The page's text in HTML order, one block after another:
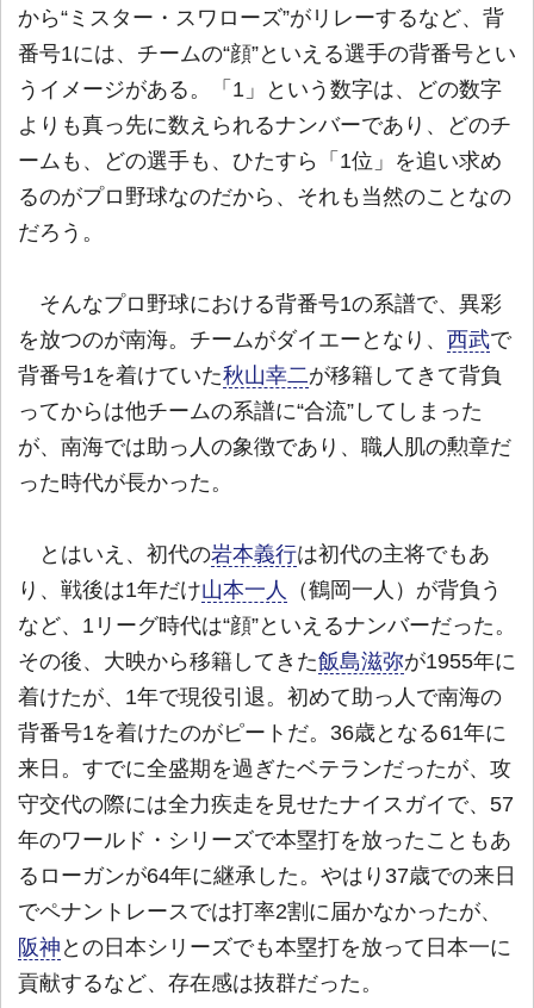
から“ミスター・スワローズ”がリレーするなど、背
番号1には、チームの“顔”といえる選手の背番号とい
うイメージがある。「1」という数字は、どの数字
よりも真っ先に数えられるナンバーであり、どのチ
ームも、どの選手も、ひたすら「1位」を追い求め
るのがプロ野球なのだから、それも当然のことなの
だろう。
そんなプロ野球における背番号1の系譜で、異彩
を放つのが南海。チームがダイエーとなり、 西武で
背番号1を着けていた秋山幸二が移籍してきて背負
ってからは他チームの系譜に“合流”してしまった
が、南海では助っ人の象徴であり、職人肌の勲章だ
った時代が長かった。
とはいえ、初代の岩本義行は初代の主将でもあ
り、戦後は1年だけ山本一人
（鶴岡一人）が背負う
など、1リーグ時代は“顔”といえるナンバーだった。
その後、大映から移籍してきた飯島滋弥が1955年に
着けたが、1年で現役引退。初めて助っ人で南海の
背番号1を着けたのがピートだ。36歳となる61年に
来日。すでに全盛期を過ぎたベテランだったが、攻
守交代の際には全力疾走を見せたナイスガイで、57
年のワールド・シリーズで本塁打を放ったこともあ
るローガンが64年に継承した。やはり37歳での来日
でペナントレースでは打率2割に届かなかったが、
阪神 との日本シリーズでも本塁打を放って日本一に
貢献するなど、存在感は抜群だった。